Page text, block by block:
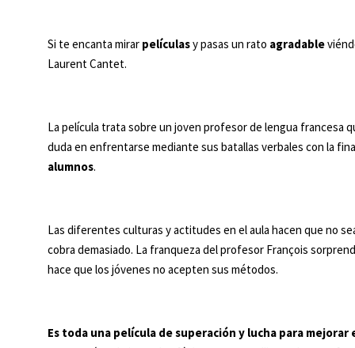
Si te encanta mirar películasy pasas un rato agradable
Laurent Cantet.
La película trata sobre un joven profesor de lengua francesa
duda en enfrentarse mediante sus batallas verbales con la
alumnos.
Las diferentes culturas y actitudes en el aula hacen que no
cobra demasiado. La franqueza del profesor François
hace que los jóvenes no acepten sus métodos.
Es toda una película de superación y lucha para